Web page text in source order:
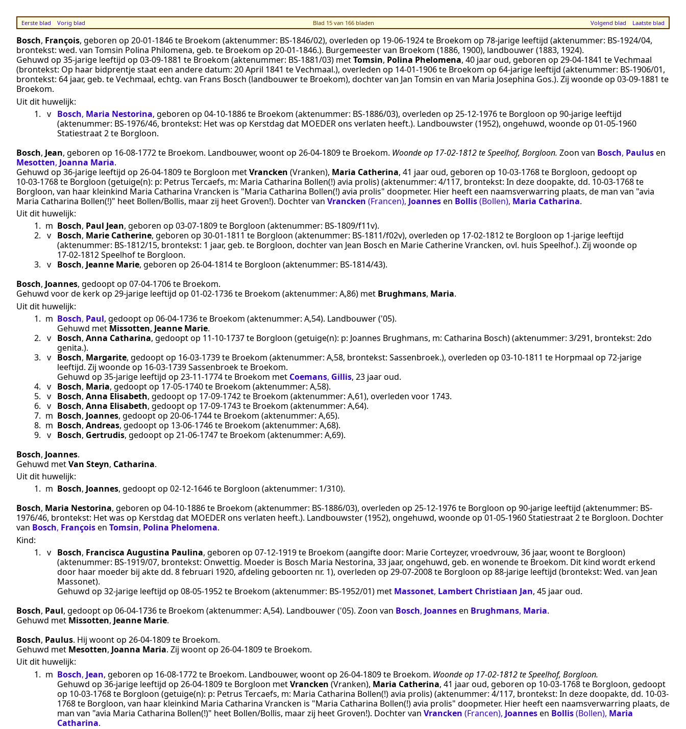
Eerste blad Vorig blad Blad 15 van 166 bladen Volgend blad Laatste blad
Bosch, François, geboren op 20‑01‑1846te Broekom (aktenummer: BS-1846/02), overleden op 19‑06‑1924te Broekom op 78-jarige leeftijd (aktenummer: BS-1924/04,
brontekst: wed. van Tomsin Polina Philomena, geb. te Broekom op 20-01-1846.). Burgemeester van Broekom (1886, 1900), landbouwer (1883, 1924).
Gehuwd op 35-jarige leeftijd op 03‑09‑1881 te Broekom (aktenummer: BS-1881/03) metTomsin, Polina Phelomena, 40 jaar oud, geboren op 29‑04‑1841 teVechmaal
(brontekst: Op haar bidprentje staat een andere datum: 20 April 1841 te Vechmaal.), overleden op 14‑01‑1906te Broekom op 64-jarige leeftijd (aktenummer: BS-1906/01,
brontekst: 64 jaar, geb. te Vechmaal, echtg. van Frans Bosch (landbouwer te Broekom), dochter van Jan Tomsin en van Maria Josephina Gos.). Zij woonde op 03‑09‑1881 te
Broekom.
Uit dit huwelijk:
1. v Bosch, Maria Nestorina, geboren op 04‑10‑1886te Broekom (aktenummer: BS-1886/03), overleden op 25‑12‑1976te Borgloon op 90-jarige leeftijd
(aktenummer: BS-1976/46, brontekst: Het was op Kerstdag dat MOEDER ons verlaten heeft.). Landbouwster (1952), ongehuwd, woonde op 01‑05‑1960
Statiestraat 2 te Borgloon.
Bosch, Jean, geboren op 16‑08‑1772te Broekom. Landbouwer, woont op 26‑04‑1809te Broekom. Woonde op 17-02-1812 te Speelhof, Borgloon. Zoon van Bosch, Paulusen
Mesotten, Joanna Maria.
Gehuwd op 36-jarige leeftijd op 26‑04‑1809te Borgloon metVrancken (Vranken), Maria Catherina, 41 jaar oud, geboren op 10‑03‑1768te Borgloon, gedoopt op
10‑03‑1768te Borgloon (getuige(n): p: Petrus Tercaefs, m: Maria Catharina Bollen(!) avia prolis)(aktenummer: 4/117, brontekst: In deze doopakte, dd. 10-03-1768 te
Borgloon, van haar kleinkind Maria Catharina Vrancken is "Maria Catharina Bollen(!) avia prolis" doopmeter. Hier heeft een naamsverwarring plaats, de man van "avia
Maria Catharina Bollen(!)" heet Bollen/Bollis, maar zij heet Groven!). Dochter van Vrancken (Francen), Joannesen Bollis(Bollen), Maria Catharina.
Uit dit huwelijk:
1. m Bosch, Paul Jean, geboren op 03‑07‑1809te Borgloon (aktenummer: BS-1809/f11v).
2. v Bosch, Marie Catherine, geboren op 30‑01‑1811 te Borgloon (aktenummer: BS-1811/f02v), overleden op 17‑02‑1812te Borgloon op 1-jarige leeftijd
(aktenummer: BS-1812/15, brontekst: 1 jaar, geb. te Borgloon, dochter van Jean Bosch en Marie Catherine Vrancken, ovl. huis Speelhof.). Zij woonde op
17‑02‑1812Speelhof te Borgloon.
3. v Bosch, Jeanne Marie, geboren op 26‑04‑1814te Borgloon (aktenummer: BS-1814/43).
Bosch, Joannes, gedoopt op 07‑04‑1706te Broekom.
Gehuwd voor de kerk op 29-jarige leeftijd op 01‑02‑1736te Broekom (aktenummer: A,86) met Brughmans, Maria.
Uit dit huwelijk:
1. m Bosch, Paul, gedoopt op 06‑04‑1736te Broekom (aktenummer: A,54). Landbouwer ('05).
Gehuwd met Missotten, Jeanne Marie.
2. v Bosch, Anna Catharina, gedoopt op 11‑10‑1737te Borgloon (getuige(n): p: Joannes Brughmans, m: Catharina Bosch)(aktenummer: 3/291, brontekst: 2do
genita.).
3. v Bosch, Margarite, gedoopt op 16‑03‑1739te Broekom (aktenummer: A,58, brontekst: Sassenbroek.), overleden op 03‑10‑1811 te Horpmaal op 72-jarige
leeftijd. Zij woonde op 16‑03‑1739Sassenbroek te Broekom.
Gehuwd op 35-jarige leeftijd op 23‑11‑1774te Broekom met Coemans, Gillis, 23 jaar oud.
4. v Bosch, Maria, gedoopt op 17‑05‑1740te Broekom (aktenummer: A,58).
5. v Bosch, Anna Elisabeth, gedoopt op 17‑09‑1742te Broekom (aktenummer: A,61), overleden voor 1743.
6. v Bosch, Anna Elisabeth, gedoopt op 17‑09‑1743te Broekom (aktenummer: A,64).
7. m Bosch, Joannes, gedoopt op 20‑06‑1744te Broekom (aktenummer: A,65).
8. m Bosch, Andreas, gedoopt op 13‑06‑1746te Broekom (aktenummer: A,68).
9. v Bosch, Gertrudis, gedoopt op 21‑06‑1747te Broekom (aktenummer: A,69).
Bosch, Joannes.
Gehuwd metVan Steyn, Catharina.
Uit dit huwelijk:
1. m Bosch, Joannes, gedoopt op 02‑12‑1646te Borgloon (aktenummer: 1/310).
Bosch, Maria Nestorina, geboren op 04‑10‑1886te Broekom (aktenummer: BS-1886/03), overleden op 25‑12‑1976te Borgloon op 90-jarige leeftijd (aktenummer: BS-
1976/46, brontekst: Het was op Kerstdag dat MOEDER ons verlaten heeft.). Landbouwster (1952), ongehuwd, woonde op 01‑05‑1960Statiestraat 2 te Borgloon. Dochter
van Bosch, Françoisen Tomsin, Polina Phelomena.
Kind:
1. v Bosch, Francisca Augustina Paulina, geboren op 07‑12‑1919te Broekom (aangifte door: Marie Corteyzer, vroedvrouw, 36 jaar, woont te Borgloon)
(aktenummer: BS-1919/07, brontekst: Onwettig. Moeder is Bosch Maria Nestorina, 33 jaar, ongehuwd, geb. en wonende te Broekom. Dit kind wordt erkend
door haar moeder bij akte dd. 8 februari 1920, afdeling geboorten nr. 1), overleden op 29‑07‑2008te Borgloon op 88-jarige leeftijd (brontekst: Wed. van Jean
Massonet).
Gehuwd op 32-jarige leeftijd op 08‑05‑1952te Broekom (aktenummer: BS-1952/01) met Massonet, Lambert Christiaan Jan, 45 jaar oud.
Bosch, Paul, gedoopt op 06‑04‑1736te Broekom (aktenummer: A,54). Landbouwer ('05). Zoon van Bosch, Joannesen Brughmans, Maria.
Gehuwd met Missotten, Jeanne Marie.
Bosch, Paulus. Hij woont op 26‑04‑1809te Broekom.
Gehuwd met Mesotten, Joanna Maria. Zij woont op 26‑04‑1809te Broekom.
Uit dit huwelijk:
1. m Bosch, Jean, geboren op 16‑08‑1772te Broekom. Landbouwer, woont op 26‑04‑1809te Broekom. Woonde op 17-02-1812 te Speelhof, Borgloon.
Gehuwd op 36-jarige leeftijd op 26‑04‑1809te Borgloon metVrancken (Vranken), Maria Catherina, 41 jaar oud, geboren op 10‑03‑1768te Borgloon, gedoopt
op 10‑03‑1768te Borgloon (getuige(n): p: Petrus Tercaefs, m: Maria Catharina Bollen(!) avia prolis)(aktenummer: 4/117, brontekst: In deze doopakte, dd. 10-03-
1768 te Borgloon, van haar kleinkind Maria Catharina Vrancken is "Maria Catharina Bollen(!) avia prolis" doopmeter. Hier heeft een naamsverwarring plaats, de
man van "avia Maria Catharina Bollen(!)" heet Bollen/Bollis, maar zij heet Groven!). Dochter van Vrancken (Francen), Joannesen Bollis(Bollen), Maria
Catharina.